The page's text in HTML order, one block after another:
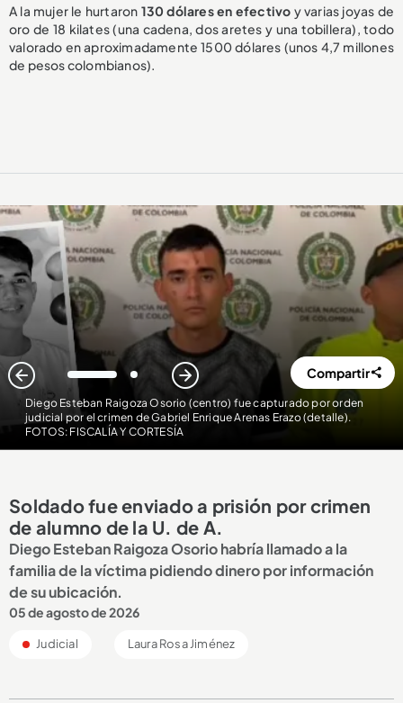
A la mujer le hurtaron 130 dólares en efectivo y varias joyas de
oro de 18 kilates (una cadena, dos aretes y una tobillera), todo
valorado en aproximadamente 1500 dólares (unos 4,7 millones
de pesos colombianos).
Diego Esteban Raigoza Osorio (centro) fue capturado por orden
judicial por el crimen de Gabriel Enrique Arenas Erazo (detalle).
FOTOS: FISCALÍA Y CORTESÍA
1 2 Compartir
Soldado fue enviado a prisión por crimen
de alumno de la U. de A.
Diego Esteban Raigoza Osorio habría llamado a la
familia de la víctima pidiendo dinero por información
de su ubicación.
05 de agosto de 2026
Judicial Laura Rosa Jiménez